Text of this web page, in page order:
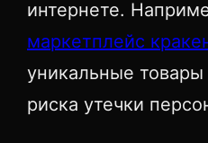
интернете.
маркетплейс
уникальные товары
риска утечки